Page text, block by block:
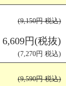
(9,150円 税込)
6,609円(税抜)
(7,270円 税込)
(9,590円 税込)